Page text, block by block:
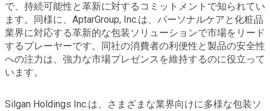
で、持続可能性と革新に対するコミットメントで知られてい
ます。同様に、AptarGroup, Inc.は、パーソナルケアと化粧品
業界に対応する革新的な包装ソリューションで市場をリード
するプレーヤーです。同社の消費者の利便性と製品の安全性
への注力は、強力な市場プレゼンスを維持するのに役立って
います。
Silgan Holdings Inc.は、さまざまな業界向けに多様な包装ソ